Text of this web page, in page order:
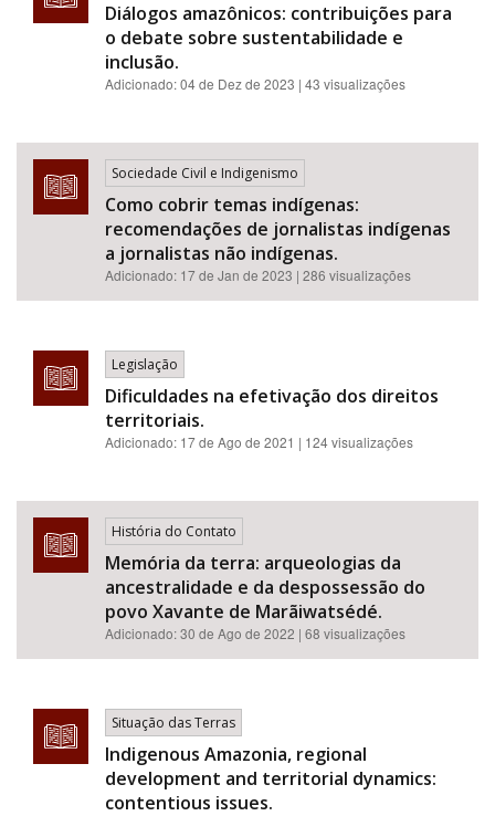
Diálogos amazônicos: contribuições para
o debate sobre sustentabilidade e
inclusão.
Adicionado:04 de Dez de 2023 | 43 visualizações
Sociedade Civil e Indigenismo
Como cobrir temas indígenas:
recomendações de jornalistas indígenas
a jornalistas não indígenas.
Adicionado: 17 de Jan de 2023 | 286 visualizações
Legislação
Dificuldades na efetivação dos direitos
territoriais.
Adicionado: 17 de Ago de 2021 | 124 visualizações
História do Contato
Memória da terra: arqueologias da
ancestralidade e da despossessão do
povo Xavante de Marãiwatsédé.
Adicionado:30 de Ago de 2022 | 68 visualizações
Situação das Terras
Indigenous Amazonia, regional
development and territorial dynamics:
contentious issues.